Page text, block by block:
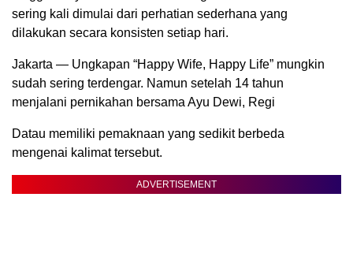
sering kali dimulai dari perhatian sederhana yang
dilakukan secara konsisten setiap hari.
Jakarta — Ungkapan “Happy Wife, Happy Life” mungkin
sudah sering terdengar. Namun setelah 14 tahun
menjalani pernikahan bersama Ayu Dewi, Regi
Datau memiliki pemaknaan yang sedikit berbeda
mengenai kalimat tersebut.
ADVERTISEMENT